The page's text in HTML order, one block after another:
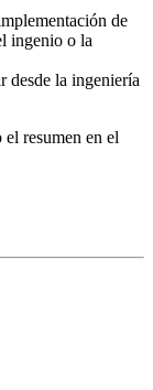
de
ingenio o la
desde la ingeniería
resumen en el